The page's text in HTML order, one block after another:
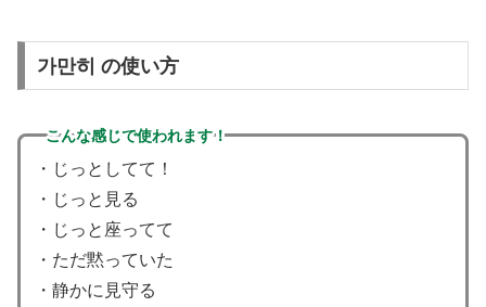
가만히 の使い方
こんな感じで使われます！
・じっとしてて！
・じっと見る
・じっと座ってて
・ただ黙っていた
・静かに見守る